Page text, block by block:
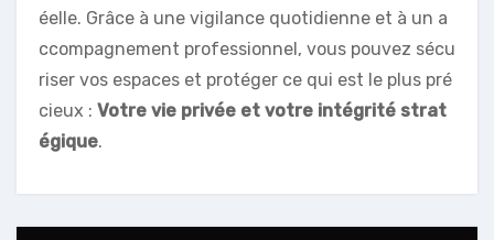
éelle. Grâce à une vigilance quotidienne et à un a
ccompagnement professionnel, vous pouvez sécu
riser vos espaces et protéger ce qui est le plus pré
cieux : Votre vie privée et votre intégrité strat
égique.